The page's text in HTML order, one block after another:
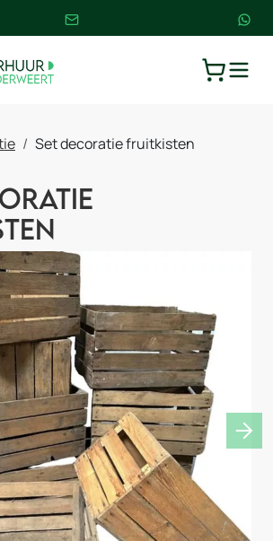
Set decoratie fruitkisten
Next